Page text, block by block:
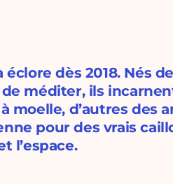
dès 2018. Nés
méditer, ils
moelle, d’autres des
pour des vrais
l’espace.